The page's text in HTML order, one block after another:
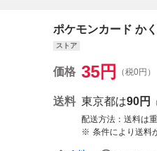
ポケモンカード か
ストア
価格 35円 （税0円）
送料 東京都は90円
配送方法
送料は
条件により送料